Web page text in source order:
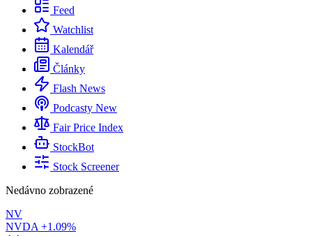
Feed
Watchlist
Kalendář
Články
Flash News
Podcasty New
Fair Price Index
StockBot
Stock Screener
Nedávno zobrazené
NV
NVDA +1.09%